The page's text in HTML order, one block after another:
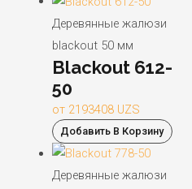
Деревянные жалюзи
blackout 50 мм
Blackout 612-
50
от 2193408 UZS
Добавить В Корзину
Деревянные жалюзи